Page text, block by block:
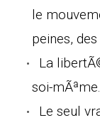
le
peines,
La
soi-mÃªme.
Le seul